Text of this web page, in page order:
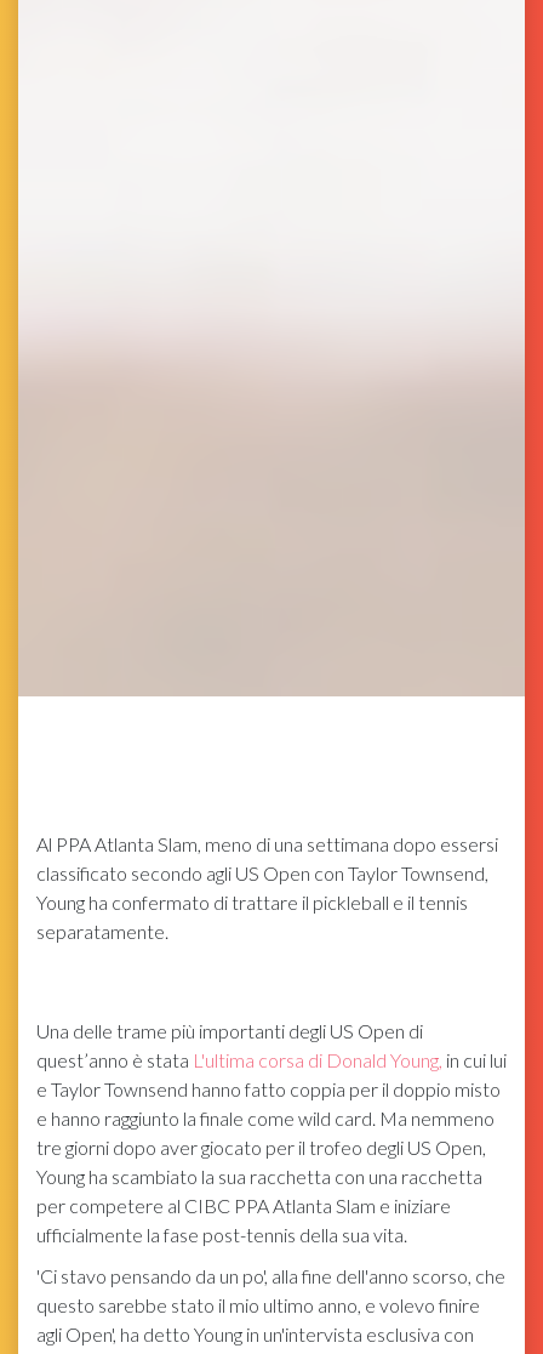
Al PPA Atlanta Slam, meno di una settimana dopo essersi
classificato secondo agli US Open con Taylor Townsend,
Young ha confermato di trattare il pickleball e il tennis
separatamente.
Una delle trame più importanti degli US Open di
quest’anno è stata L'ultima corsa di Donald Young, in cui lui
e Taylor Townsend hanno fatto coppia per il doppio misto
e hanno raggiunto la finale come wild card. Ma nemmeno
tre giorni dopo aver giocato per il trofeo degli US Open,
Young ha scambiato la sua racchetta con una racchetta
per competere al CIBC PPA Atlanta Slam e iniziare
ufficialmente la fase post-tennis della sua vita.
'Ci stavo pensando da un po', alla fine dell'anno scorso, che
questo sarebbe stato il mio ultimo anno, e volevo finire
agli Open', ha detto Young in un'intervista esclusiva con